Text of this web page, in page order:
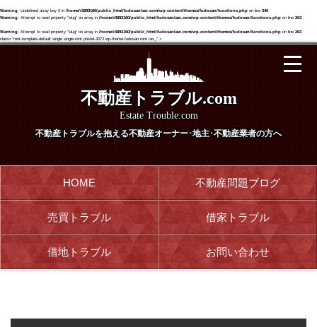
Warning: Undefined array key 0 in /home/r3893160/public_html/fudosanlaw.com/wp-content/themes/fudosan/functions.php on line 340
Warning: Attempt to read property "slug" on array in /home/r3893160/public_html/fudosanlaw.com/wp-content/themes/fudosan/functions.php on line 263
Warning: Attempt to read property "slug" on array in /home/r3893160/public_html/fudosanlaw.com/wp-content/themes/fudosan/functions.php on line 263
class="rent-template-default single single-rent postid-3072 wp-theme-fudosan rent tax_" >
不動産トラブル.com
Estate Trouble.com
不動産トラブルを抱える不動産オーナー･地主･不動産業者の方へ
HOME 不動産問題ブログ
売買トラブル 借家トラブル
借地トラブル お問い合わせ